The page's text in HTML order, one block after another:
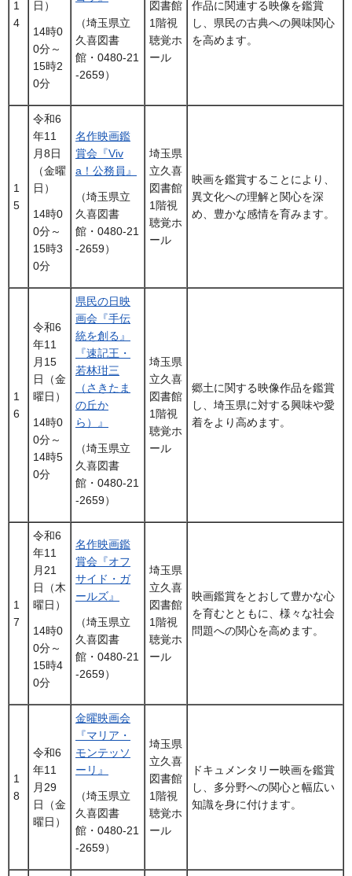
1
4
日）
14時0
0分～
15時2
0分
（埼玉県立
久喜図書
館・0480-21
-2659）
図書館
1階視
聴覚ホ
ール
作品に関連する映像を鑑賞
し、県民の古典への興味関心
を高めます。
1
5
令和6
年11
月8日
（金曜
日）
14時0
0分～
15時3
0分
名作映画鑑
賞会『Viv
a！公務員』
（埼玉県立
久喜図書
館・0480-21
-2659）
埼玉県
立久喜
図書館
1階視
聴覚ホ
ール
映画を鑑賞することにより、
異文化への理解と関心を深
め、豊かな感情を育みます。
1
6
令和6
年11
月15
日（金
曜日）
14時0
0分～
14時5
0分
県民の日映
画会『手伝
統を創る』
『速記王・
若林玵三
（さきたま
の丘か
ら）』
（埼玉県立
久喜図書
館・0480-21
-2659）
埼玉県
立久喜
図書館
1階視
聴覚ホ
ール
郷土に関する映像作品を鑑賞
し、埼玉県に対する興味や愛
着をより高めます。
1
7
令和6
年11
月21
日（木
曜日）
14時0
0分～
15時4
0分
名作映画鑑
賞会『オフ
サイド・ガ
ールズ』
（埼玉県立
久喜図書
館・0480-21
-2659）
埼玉県
立久喜
図書館
1階視
聴覚ホ
ール
映画鑑賞をとおして豊かな心
を育むとともに、様々な社会
問題への関心を高めます。
1
8
令和6
年11
月29
日（金
曜日）
金曜映画会
『マリア・
モンテッソ
ーリ』
（埼玉県立
久喜図書
館・0480-21
-2659）
埼玉県
立久喜
図書館
1階視
聴覚ホ
ール
ドキュメンタリー映画を鑑賞
し、多分野への関心と幅広い
知識を身に付けます。